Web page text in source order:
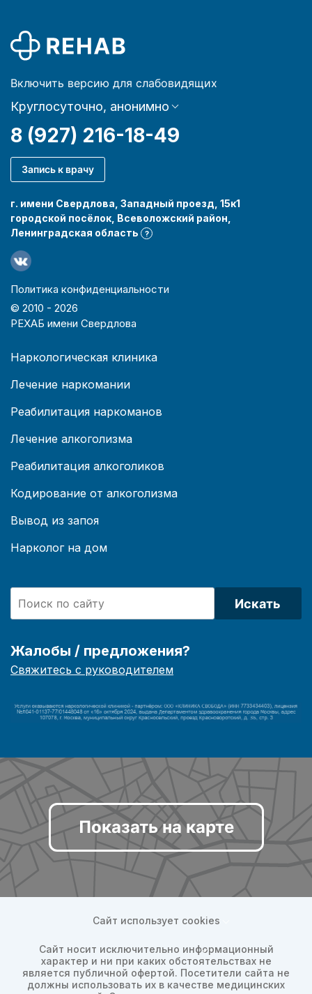
Включить версию для слабовидящих
Круглосуточно, анонимно
8 (927) 216-18-49
Запись к врачу
г. имени Свердлова, Западный проезд, 15к1
городской посёлок, Всеволожский район,
Ленинградская область
?
Политика конфиденциальности
© 2010 - 2026
РЕХАБ имени Свердлова
Наркологическая клиника
Лечение наркомании
Реабилитация наркоманов
Лечение алкоголизма
Реабилитация алкоголиков
Кодирование от алкоголизма
Вывод из запоя
Нарколог на дом
Искать
Жалобы / предложения?
Свяжитесь с руководителем
Показать на карте
Сайт использует cookies
Сайт носит исключительно информационный
характер и ни при каких обстоятельствах не
является публичной офертой. Посетители сайта не
должны использовать их в качестве медицинских